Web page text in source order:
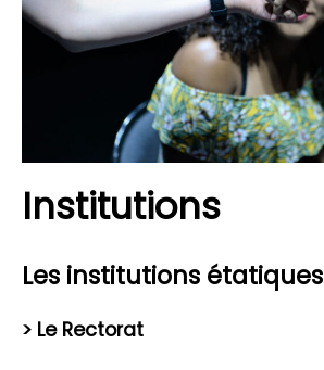
Institutions
Les institutions étatiques
> Le Rectorat